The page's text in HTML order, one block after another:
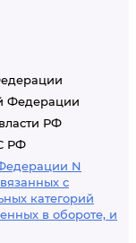
Федерации
РФ
РФ
N
с
категорий
в обороте, и